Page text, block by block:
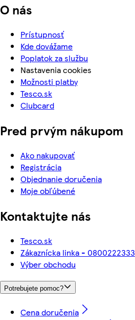
O nás
Prístupnosť
Kde dovážame
Poplatok za službu
Nastavenia cookies
Možnosti platby
Tesco.sk
Clubcard
Pred prvým nákupom
Ako nakupovať
Registrácia
Objednanie doručenia
Moje obľúbené
Kontaktujte nás
Tesco.sk
Zákaznícka linka - 0800222333
Výber obchodu
Potrebujete pomoc?
Cena doručenia